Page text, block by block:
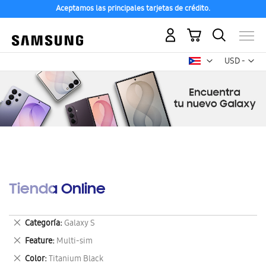
Aceptamos las principales tarjetas de crédito.
USD -
dólar
Mi carrito
Tienda Online
Categoría Galaxy S
Eliminar
este
artículo
Feature Multi-sim
Eliminar
este
Color Titanium Black
Eliminar